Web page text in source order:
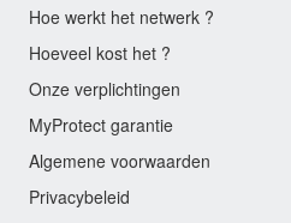
Hoe werkt het netwerk ?
Hoeveel kost het ?
Onze verplichtingen
MyProtect garantie
Algemene voorwaarden
Privacybeleid